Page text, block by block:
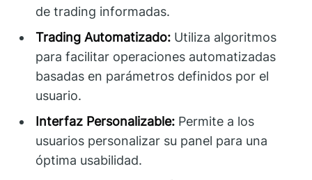
de trading informadas.
Trading Automatizado: Utiliza algoritmos
para facilitar operaciones automatizadas
basadas en parámetros definidos por el
usuario.
Interfaz Personalizable: Permite a los
usuarios personalizar su panel para una
óptima usabilidad.